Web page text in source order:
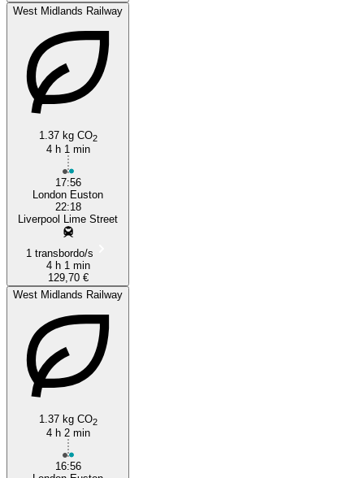
West Midlands Railway
1.37 kg CO2
4 h 1 min
17:56
London Euston
22:18
Liverpool Lime Street
1 transbordo/s
4 h 1 min
129,70 €
West Midlands Railway
1.37 kg CO2
4 h 2 min
16:56